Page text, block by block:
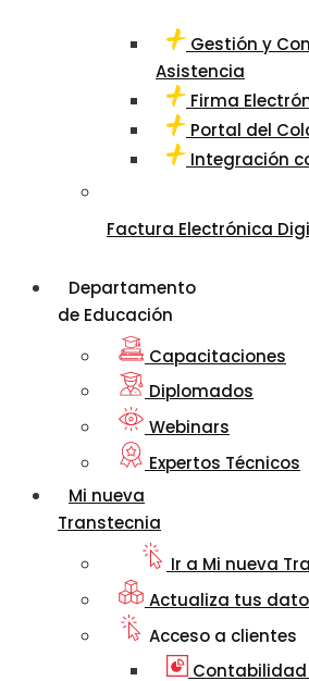
Gestión y
Asistencia
Firma
Portal del
Integración
Factura Electrónica
Departamento
de Educación
Capacitaciones
Diplomados
Webinars
Expertos Técnicos
Mi nueva
Transtecnia
Ir a Mi nueva
Actualiza tus
Acceso a clientes